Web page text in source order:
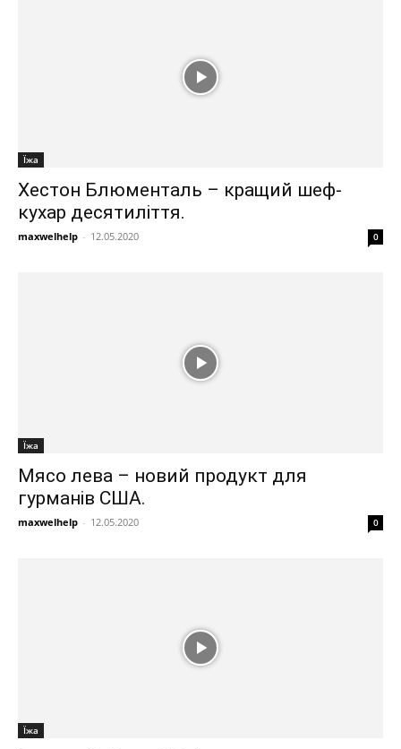
Їжа
Хестон Блюменталь – кращий шеф-
кухар десятиліття.
maxwelhelp - 12.05.2020 0
Їжа
Мясо лева – новий продукт для
гурманів США.
maxwelhelp - 12.05.2020 0
Їжа